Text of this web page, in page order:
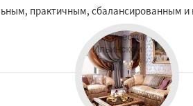
практичным, сбалансированным